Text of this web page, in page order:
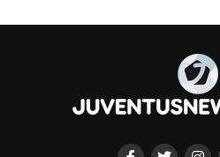
En-Nesyri, 68′ Saibari,
ARSENAL-LENS 6-0 (13′